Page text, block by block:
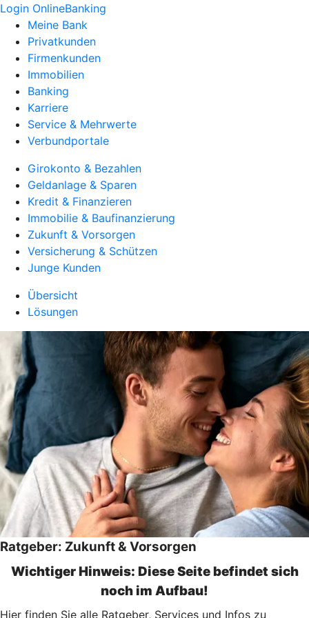
Login OnlineBanking
Meine Bank
Privatkunden
Firmenkunden
Immobilien
Banking
Karriere
Service & Mehrwerte
Verbundportale
Girokonto & Bezahlen
Geldanlage & Sparen
Kredit & Finanzieren
Immobilie & Baufinanzierung
Zukunft & Vorsorgen
Versicherung & Schützen
Junge Kunden
Übersicht
Lösungen
Ratgeber: Zukunft & Vorsorgen
Wichtiger Hinweis: Diese Seite befindet sich
noch im Aufbau!
Hier finden Sie alle Ratgeber, Services und Infos zu